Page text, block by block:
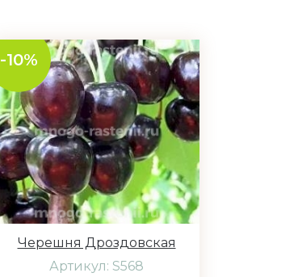
-10%
Черешня Дроздовская
Артикул: S568